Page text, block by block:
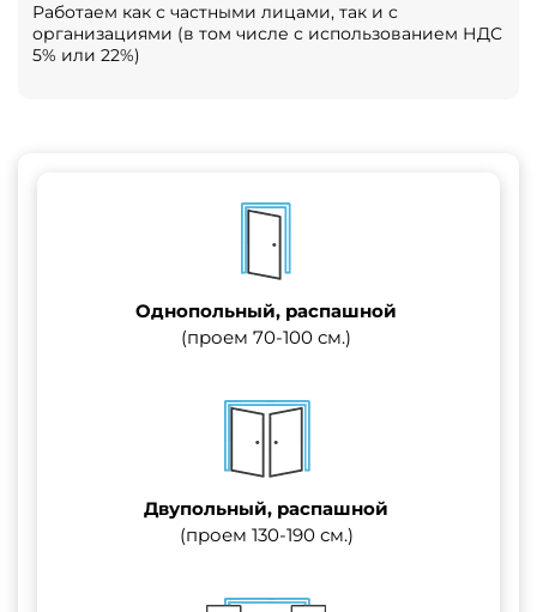
Работаем как с частными лицами, так и с
организациями (в том числе с использованием НДС
5% или 22%)
Однопольный, распашной
(проем 70-100 см.)
Двупольный, распашной
(проем 130-190 см.)